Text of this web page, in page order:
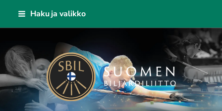
Siirry
Haku ja valikko
Suomen Biljardiliitto ry